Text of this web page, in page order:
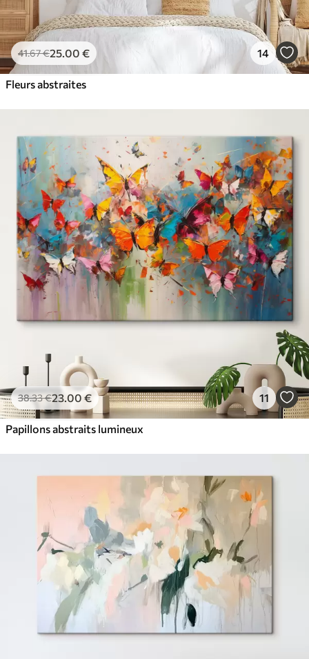
41.67€25.00 € 14
Fleurs abstraites
38.33€23.00 € 11
Papillons abstraits lumineux